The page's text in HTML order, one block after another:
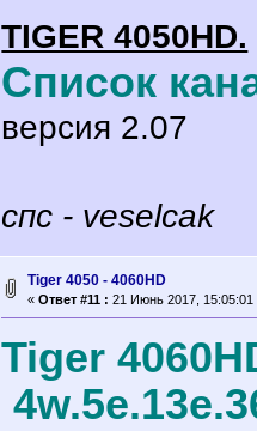
TIGER 4050HD.
Список
версия 2.07
спс - veselcak
Tiger 4050 - 4060HD
« Ответ #11 : 21 Июнь 2017, 15:05:01
Tiger